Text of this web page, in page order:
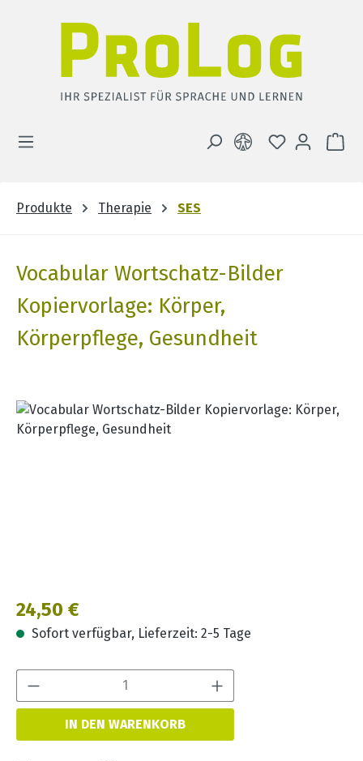
DU HAST 0
Produkte Therapie SES
Vocabular Wortschatz-Bilder
Kopiervorlage: Körper,
Körperpflege, Gesundheit
Bildergalerie überspringen
Regulärer Preis:
24,50 €
Sofort verfügbar, Lieferzeit: 2-5 Tage
IN DEN WARENKORB